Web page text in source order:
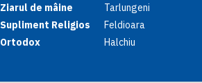
Ziarul de mâine
Supliment Religios
Ortodox
Tarlungeni
Feldioara
Halchiu